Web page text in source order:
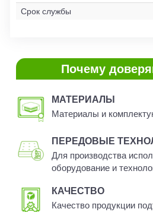
Срок службы
Почему
МАТЕРИАЛЫ
Материалы и
ПЕРЕДОВЫЕ
Для производства
оборудование и
КАЧЕСТВО
Качество продукции